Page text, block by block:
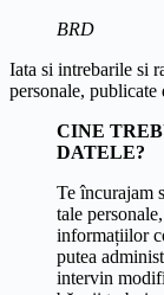
BRD
Iata si intrebarile si
personale,
CINE
DATELE?
Te încurajam
tale
informațiilor
putea
intervin